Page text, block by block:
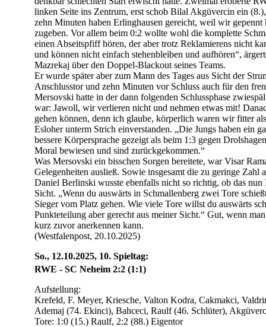
linken Seite ins Zentrum, erst schob Bilal Akgüvercin ein
zehn Minuten haben Erlinghausen gereicht, weil wir gepennt
zugeben. Vor allem beim 0:2 wollte wohl die komplette
einen Abseitspfiff hören, der aber trotz Reklamierens nicht
und können nicht einfach stehenbleiben und aufhören“,
Mazrekaj über den Doppel-Blackout seines Teams.
Er wurde später aber zum Mann des Tages aus Sicht der
Anschlusstor und zehn Minuten vor Schluss auch für den
Mersovski hatte in der dann folgenden Schlussphase
war: Jawoll, wir verlieren nicht und nehmen etwas mit!
gehen können, denn ich glaube, körperlich waren wir fitter
Esloher unterm Strich einverstanden. „Die Jungs haben ein
bessere Körpersprache gezeigt als beim 1:3 gegen
Moral bewiesen und sind zurückgekommen.“
Was Mersovski ein bisschen Sorgen bereitete, war Visar
Gelegenheiten ausließ. Sowie insgesamt die zu geringe Zahl
Daniel Berlinski wusste ebenfalls nicht so richtig, ob das nun
Sicht. „Wenn du auswärts in Schmallenberg zwei Tore
Sieger vom Platz gehen. Wie viele Tore willst du auswärts
Punkteteilung aber gerecht aus meiner Sicht.“ Gut, wenn
kurz zuvor anerkennen kann.
(Westfalenpost, 20.10.2025)
So., 12.10.2025, 10. Spieltag:
RWE - SC Neheim 2:2 (1:1)
Aufstellung:
Krefeld, F. Meyer, Kriesche, Valton Kodra, Cakmakci,
Ademaj (74. Ekinci), Bahceci, Raulf (46. Schlüter),
Tore: 1:0 (15.) Raulf, 2:2 (88.) Eigentor